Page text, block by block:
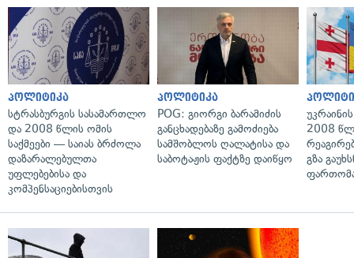
პოლიტიკა
სტრასბურგის სასამართლო
და 2008 წლის ომის
საქმეები — საიას ბრძოლა
დაზარალებულთა
უფლებებისა და
კომპენსაციებისთვის
პოლიტიკა
POG: გიორგი ბარამიძის
განცხადებაზე გამოძიება
სამშობლოს ღალატისა და
საბოტაჟის ფაქტზე დაიწყო
2008
გზა